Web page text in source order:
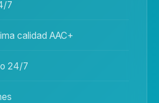
7
calidad AAC+
24/7